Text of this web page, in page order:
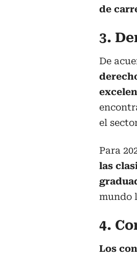
de
3.
De
el
Para
las
mundo
4.
Los